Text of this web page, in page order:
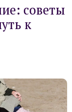
советы
к